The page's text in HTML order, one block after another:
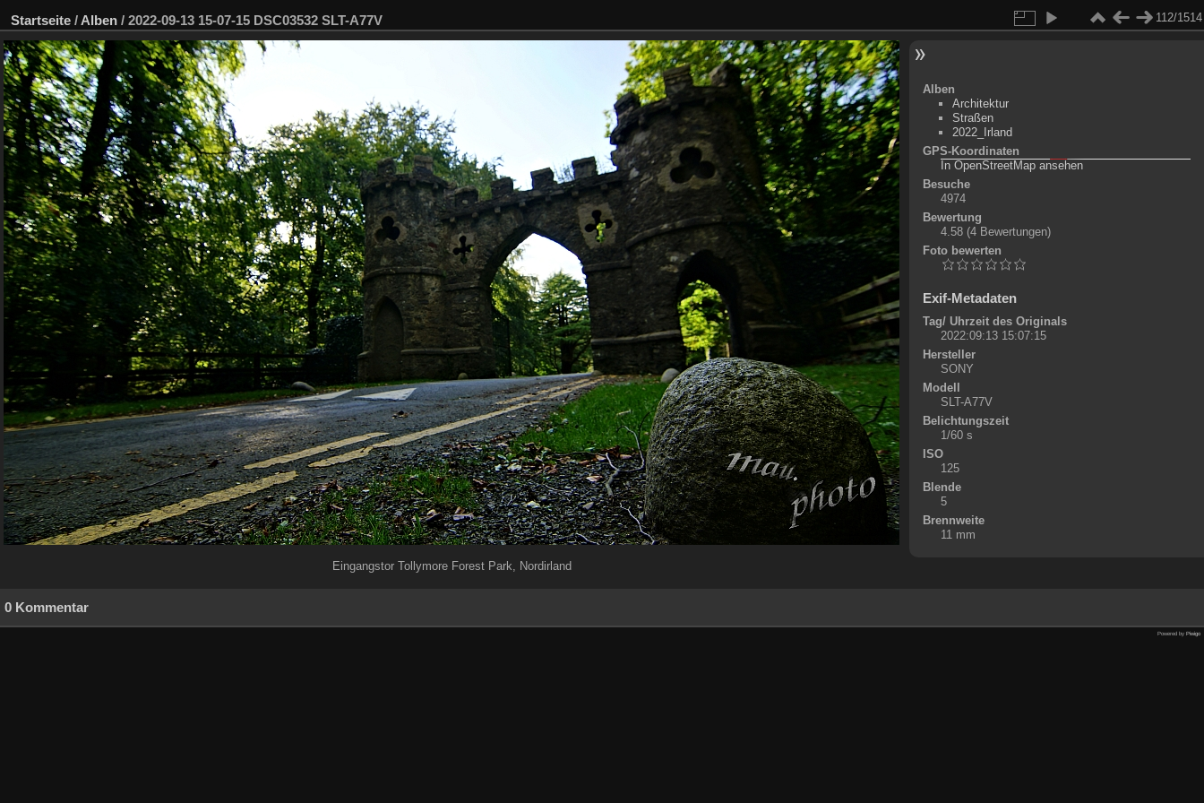
Startseite / Alben / 2022-09-13 15-07-15 DSC03532 SLT-A77V 112/1514
Eingangstor Tollymore Forest Park, Nordirland
Alben
Architektur
Straßen
2022_Irland
GPS-Koordinaten
+
-
©
In OpenStreetMap ansehen
Besuche
4974
Bewertung
4.58 (4 Bewertungen)
Foto bewerten
Exif-Metadaten
Tag/ Uhrzeit des Originals
2022:09:13 15:07:15
Hersteller
SONY
Modell
SLT-A77V
Belichtungszeit
1/60 s
ISO
125
Blende
5
Brennweite
11 mm
0 Kommentar
Powered by Piwigo